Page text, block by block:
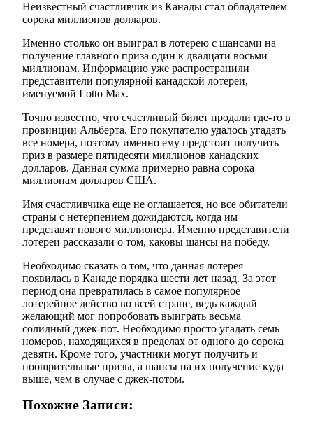
Неизвестный счастливчик из Канады стал обладателем
сорока миллионов долларов.
Именно столько он выиграл в лотерею с шансами на
получение главного приза один к двадцати восьми
миллионам. Информацию уже распространили
представители популярной канадской лотереи,
именуемой Lotto Max.
Точно известно, что счастливый билет продали где-то в
провинции Альберта. Его покупателю удалось угадать
все номера, поэтому именно ему предстоит получить
приз в размере пятидесяти миллионов канадских
долларов. Данная сумма примерно равна сорока
миллионам долларов США.
Имя счастливчика еще не оглашается, но все обитатели
страны с нетерпением дожидаются, когда им
представят нового миллионера. Именно представители
лотереи рассказали о том, каковы шансы на победу.
Необходимо сказать о том, что данная лотерея
появилась в Канаде порядка шести лет назад. За этот
период она превратилась в самое популярное
лотерейное действо во всей стране, ведь каждый
желающий мог попробовать выиграть весьма
солидный джек-пот. Необходимо просто угадать семь
номеров, находящихся в пределах от одного до сорока
девяти. Кроме того, участники могут получить и
поощрительные призы, а шансы на их получение куда
выше, чем в случае с джек-потом.
Похожие Записи: